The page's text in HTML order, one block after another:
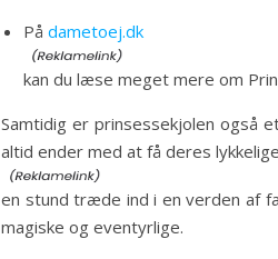
På dametoej.dk
kan du læse meget mere om
Samtidig er prinsessekjolen også
altid ender med at få deres
en stund træde ind i en verden af
magiske og eventyrlige.